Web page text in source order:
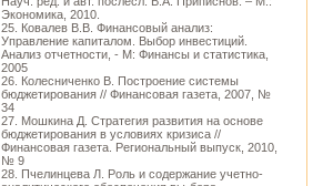
Экономика, 2010.
25. Ковалев В.В. Финансовый анализ:
Управление капиталом. Выбор инвестиций.
Анализ отчетности, - М: Финансы и статистика,
2005
26. Колесниченко В. Построение системы
бюджетирования // Финансовая газета, 2007, №
34
27. Мошкина Д. Стратегия развития на основе
бюджетирования в условиях кризиса //
Финансовая газета. Региональный выпуск, 2010,
№ 9
28. Пчелинцева Л. Роль и содержание учетно-